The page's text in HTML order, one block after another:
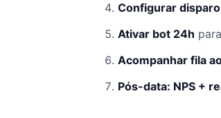
Configurar
Ativar bot 24h
Acompanhar fila
Pós-data: NPS +